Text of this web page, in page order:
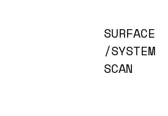
SURFACE
/SYSTEM
SCAN